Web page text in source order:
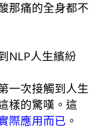
那痛的全身都不
NLP人生繽紛
一次接觸到人生
樣的驚嘆。這
際應用而已 。